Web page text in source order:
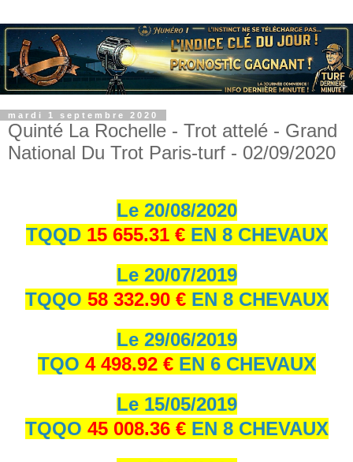
mardi 1 septembre 2020
Quinté La Rochelle - Trot attelé - Grand
National Du Trot Paris-turf - 02/09/2020
Le 20/08/2020
TQQD 15 655.31 €EN 8 CHEVAUX
Le 20/07/2019
TQQO 58 332.90 €EN 8 CHEVAUX
Le 29/06/2019
TQO 4 498.92 €EN 6 CHEVAUX
Le 15/05/2019
TQQO 45 008.36 €EN 8 CHEVAUX